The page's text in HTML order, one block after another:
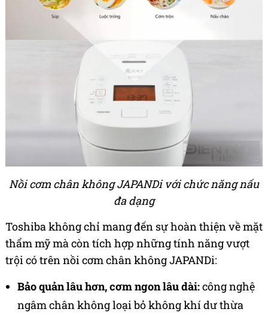
Nồi cơm chân không JAPANDi với chức năng nấu
đa dạng
Toshiba không chỉ mang đến sự hoàn thiện về mặt
thẩm mỹ mà còn tích hợp những tính năng vượt
trội có trên nồi cơm chân không JAPANDi:
Bảo quản lâu hơn, cơm ngon lâu dài:công nghệ
ngâm chân không loại bỏ không khí dư thừa